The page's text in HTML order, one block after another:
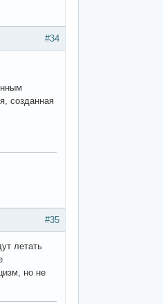
#34
созданная
#35
летать
но не